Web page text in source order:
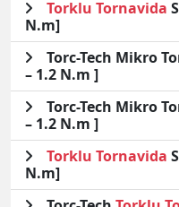
Torklu Tornavida
N.m]
Torc-Tech Mikro
– 1.2 N.m ]
Torc-Tech Mikro
– 1.2 N.m ]
Torklu Tornavida
N.m]